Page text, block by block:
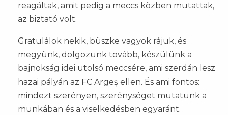
reagáltak, amit pedig a meccs közben mutattak,
az biztató volt.
Gratulálok nekik, büszke vagyok rájuk, és
megyünk, dolgozunk tovább, készülünk a
bajnokság idei utolsó meccsére, ami szerdán lesz
hazai pályán az FC Argeș ellen. És ami fontos:
mindezt szerényen, szerénységet mutatunk a
munkában és a viselkedésben egyaránt.